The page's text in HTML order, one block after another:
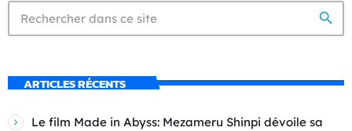
search
ARTICLES RÉCENTS
Le film Made in Abyss: Mezameru Shinpi dévoile sa